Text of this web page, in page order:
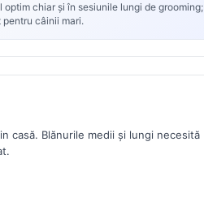
optim chiar și în sesiunile lungi de grooming;
pentru câinii mari.
casă. Blănurile medii și lungi necesită